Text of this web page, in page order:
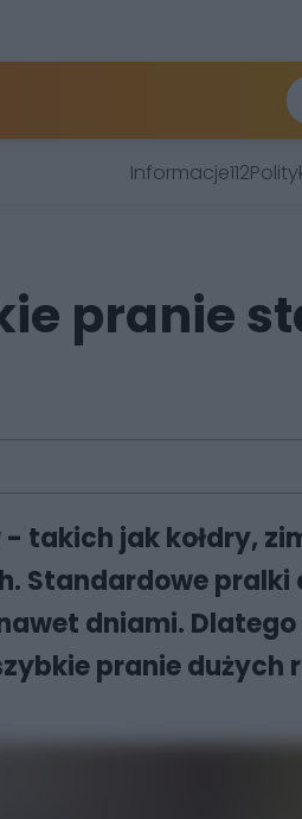
Informacje112
pranie
takich jak kołdry,
Standardowe
dniami.
pranie